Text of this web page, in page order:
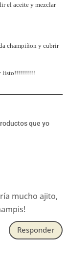
el aceite y mezclar
champiñon y cubrir
listo!!!!!!!!!!!
que yo
mucho ajito,
Responder